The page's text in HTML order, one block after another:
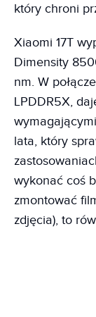
który chroni
Xiaomi 17T
Dimensity
nm. W
LPDDR5X,
lata, który
wykonać coś
zmontować
zdjęcia), to